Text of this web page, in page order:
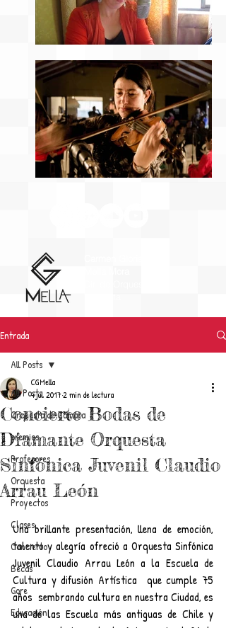
Entrada
All Posts
Orquesta de Cámara
premios
Profesores
Orquesta
Proyectos
Clases
Concierto
Becas
Gore
Educación
All Posts
Concierto Bodas de
Diamante Orquesta
Sinfónica Juvenil Claudio
Arrau León
CGMella
4 jul 20172 min de lectura
Una brillante presentación, llena de emoción,
talento y alegría ofreció a Orquesta Sinfónica
Juvenil Claudio Arrau León a la Escuela de
Cultura y difusión Artística  que cumple 75
años  sembrando cultura en nuestra Ciudad, es
una de las Escuela más antiguas de Chile y